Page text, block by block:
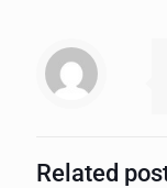
Related